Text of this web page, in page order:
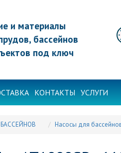
и материалы
бассейнов
под ключ
КОНТАКТЫ УСЛУГИ
Насосы для